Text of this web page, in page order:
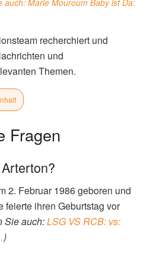
recherchiert und
und
Themen.
Fragen
2. Februar 1986 geboren und
feierte ihren Geburtstag vor
Sie auch:LSG VS RCB: vs:
)